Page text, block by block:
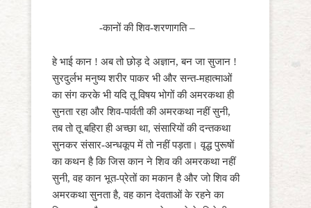
-कानों की शिव-शरणागति –
हे भाई कान ! अब तो छोड़ दे अज्ञान, बन जा सुजान !
सुरदुर्लभ मनुष्य शरीर पाकर भी और सन्त-महात्माओं
का संग करके भी यदि तू विषय भोगों की अमरकथा ही
सुनता रहा और शिव-पार्वती की अमरकथा नहीं सुनी,
तब तो तू बहिरा ही अच्छा था, संसारियों की दन्तकथा
सुनकर संसार-अन्धकूप में तो नहीं पड़ता। वृद्ध पुरूषों
का कथन है कि जिस कान ने शिव की अमरकथा नहीं
सुनी, वह कान भूत-प्रेतों का मकान है और जो शिव की
अमरकथा सुनता है, वह कान देवताओं के रहने का